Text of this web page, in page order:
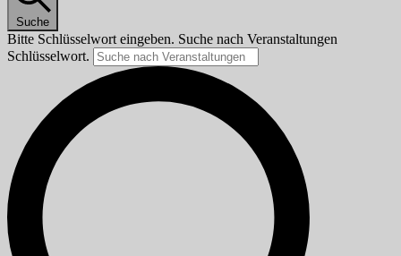
Suche
Bitte Schlüsselwort eingeben. Suche nach Veranstaltungen
Schlüsselwort.